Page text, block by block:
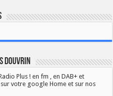
Douvrin
Plus ! en fm , en DAB+ et
votre google Home et sur nos